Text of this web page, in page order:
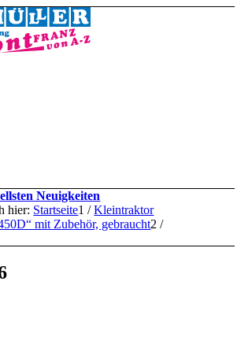
Neuigkeiten
hier: Startseite1 / Kleintraktor
mit Zubehör, gebraucht2 /